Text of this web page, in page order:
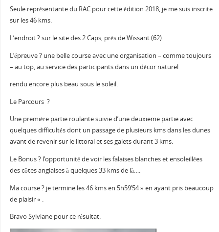
Seule représentante du RAC pour cette édition 2018, je me suis inscrite
sur les 46 kms.
L’endroit ? sur le site des 2 Caps, près de Wissant (62).
L’épreuve ? une belle course avec une organisation – comme toujours
– au top, au service des participants dans un décor naturel
rendu encore plus beau sous le soleil.
Le Parcours ?
Une première partie roulante suivie d’une deuxieme partie avec
quelques difficultés dont un passage de plusieurs kms dans les dunes
avant de revenir sur le littoral et ses galets durant 3 kms.
Le Bonus ? l’opportunité de voir les falaises blanches et ensoleillées
des côtes anglaises à quelques 33 kms de là….
Ma course ? je termine les 46 kms en 5h59’54 » en ayant pris beaucoup
de plaisir « .
Bravo Sylviane pour ce résultat.